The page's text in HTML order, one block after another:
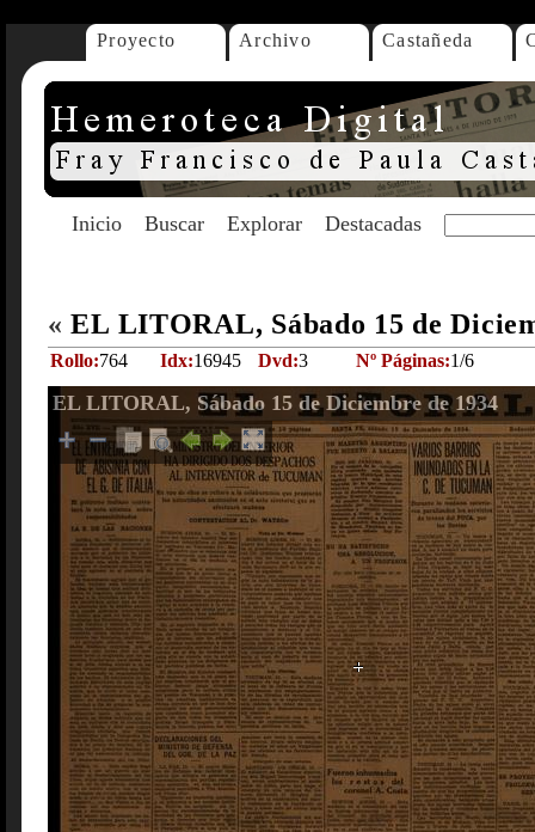
Proyecto Archivo Castañeda
Inicio Buscar Explorar Destacadas
« EL LITORAL, Sábado 15 de
Rollo:764 Idx:16945 Dvd:3 Nº Páginas:1/6
EL LITORAL, Sábado 15 de Diciembre de 1934